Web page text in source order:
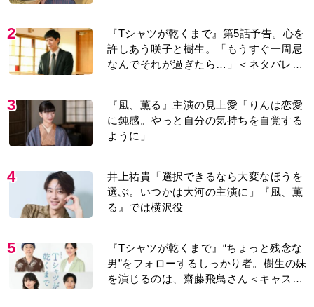
2
『Tシャツが乾くまで』第5話予告。心を
許しあう咲子と樹生。「もうすぐ一周忌
なんでそれが過ぎたら…」＜ネタバレあ
3
『風、薫る』主演の見上愛「りんは恋愛
に鈍感。やっと自分の気持ちを自覚する
ように」
4
井上祐貴「選択できるなら大変なほうを
選ぶ。いつかは大河の主演に」『風、薫
る』では横沢役
5
『Tシャツが乾くまで』“ちょっと残念な
男”をフォローするしっかり者。樹生の妹
を演じるのは、齋藤飛鳥さん＜キャスト